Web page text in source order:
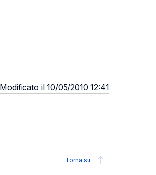
Modificato il 10/05/2010 12:41
Torna su